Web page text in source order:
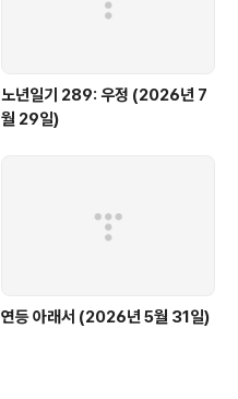
노년일기 289: 우정 (2026년 7
월 29일)
연등 아래서 (2026년 5월 31일)